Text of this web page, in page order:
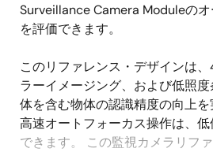
Surveillance Camera Moduleの
を評価できます。
このリファレンス・デザインは
ラーイメージング、および低照
体を含む物体の認識精度の向上
高速オートフォーカス操作は、
できます。 この監視カメラリフ